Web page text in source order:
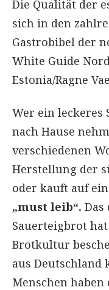
Die Qualität der
sich in den
Gastrobibel der
White Guide
Estonia/Ragne
Wer ein leckeres
nach Hause
verschiedenen
Herstellung der
oder kauft auf
„must leib“. Das
Sauerteigbrot
Brotkultur
aus Deutschland
Menschen